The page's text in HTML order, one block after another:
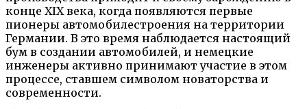
конце XIX века, когда появляются первые
пионеры автомобилестроения на территории
Германии. В это время наблюдается настоящий
бум в создании автомобилей, и немецкие
инженеры активно принимают участие в этом
процессе, ставшем символом новаторства и
современности.